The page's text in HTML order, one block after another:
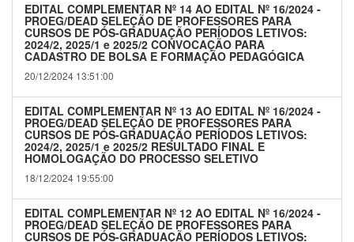
EDITAL COMPLEMENTAR Nº 14 AO EDITAL Nº 16/2024 -
PROEG/DEAD SELEÇÃO DE PROFESSORES PARA
CURSOS DE PÓS-GRADUAÇÃO PERÍODOS LETIVOS:
2024/2, 2025/1 e 2025/2 CONVOCAÇÃO PARA
CADASTRO DE BOLSA E FORMAÇÃO PEDAGÓGICA
20/12/2024 13:51:00
EDITAL COMPLEMENTAR Nº 13 AO EDITAL Nº 16/2024 -
PROEG/DEAD SELEÇÃO DE PROFESSORES PARA
CURSOS DE PÓS-GRADUAÇÃO PERÍODOS LETIVOS:
2024/2, 2025/1 e 2025/2 RESULTADO FINAL E
HOMOLOGAÇÃO DO PROCESSO SELETIVO
18/12/2024 19:55:00
EDITAL COMPLEMENTAR Nº 12 AO EDITAL Nº 16/2024 -
PROEG/DEAD SELEÇÃO DE PROFESSORES PARA
CURSOS DE PÓS-GRADUAÇÃO PERÍODOS LETIVOS: